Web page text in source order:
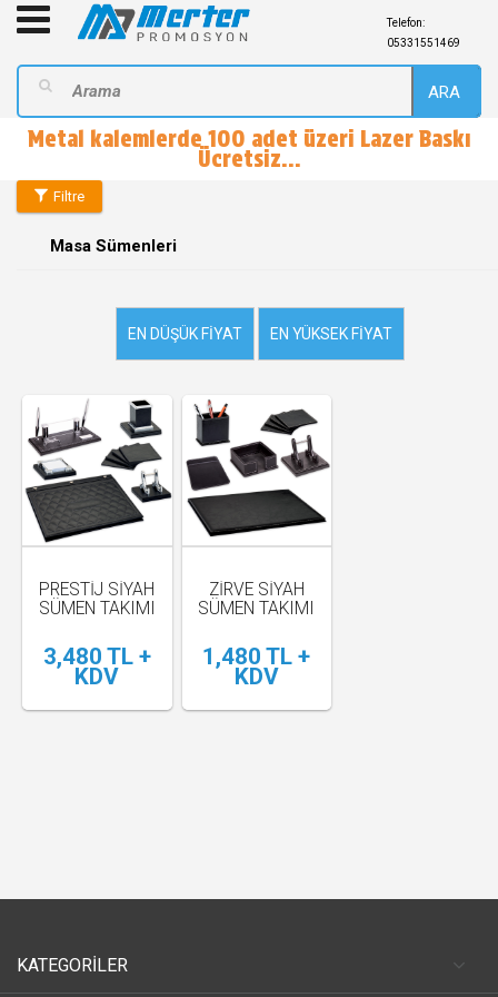
Telefon:
05331551469
ARA
Metal kalemlerde 100 adet üzeri Lazer Baskı
Ücretsiz...
Filtre
Masa Sümenleri
EN DÜŞÜK FIYAT EN YÜKSEK FIYAT
PRESTİJ SİYAH
SÜMEN TAKIMI
3,480 TL +
KDV
ZİRVE SİYAH
SÜMEN TAKIMI
1,480 TL +
KDV
KATEGORİLER